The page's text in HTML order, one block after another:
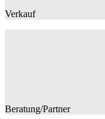
Verkauf
Beratung/Partner